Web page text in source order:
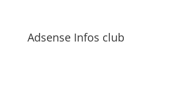
Adsense Infos club